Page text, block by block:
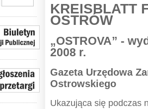
KREISBLATT
OSTRÓW
„OSTROVA” -
2008 r.
Gazeta Urzędowa
Ostrowskiego
Ukazująca się podczas